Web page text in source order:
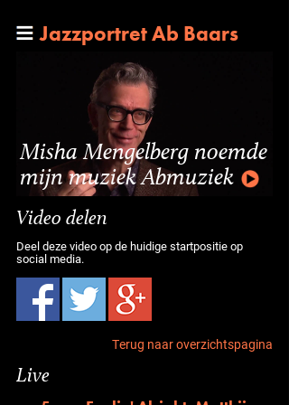
Jazzportret Ab Baars
Misha Mengelberg noemde
mijn muziek Abmuziek
Video delen
Deel deze video op de huidige startpositie op
social media.
Terug naar overzichtspagina
Live